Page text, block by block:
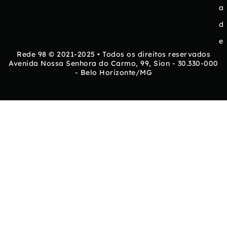
a
d
e
Rede 98 © 2021-2025 • Todos os direitos reservados
Avenida Nossa Senhora do Carmo, 99, Sion - 30.330-000
- Belo Horizonte/MG